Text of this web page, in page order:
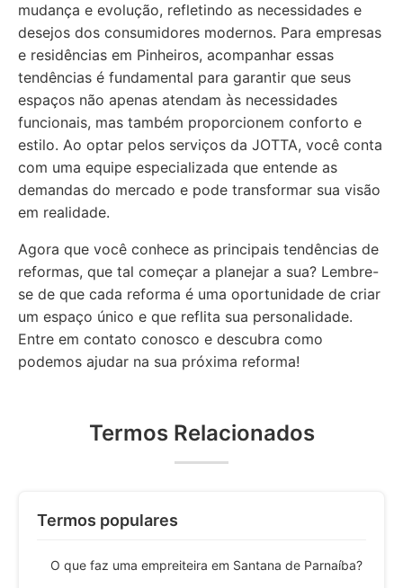
mudança e evolução, refletindo as necessidades e
desejos dos consumidores modernos. Para empresas
e residências em Pinheiros, acompanhar essas
tendências é fundamental para garantir que seus
espaços não apenas atendam às necessidades
funcionais, mas também proporcionem conforto e
estilo. Ao optar pelos serviços da JOTTA, você conta
com uma equipe especializada que entende as
demandas do mercado e pode transformar sua visão
em realidade.
Agora que você conhece as principais tendências de
reformas, que tal começar a planejar a sua? Lembre-
se de que cada reforma é uma oportunidade de criar
um espaço único e que reflita sua personalidade.
Entre em contato conosco e descubra como
podemos ajudar na sua próxima reforma!
Termos Relacionados
Termos populares
O que faz uma empreiteira em Santana de Parnaíba?